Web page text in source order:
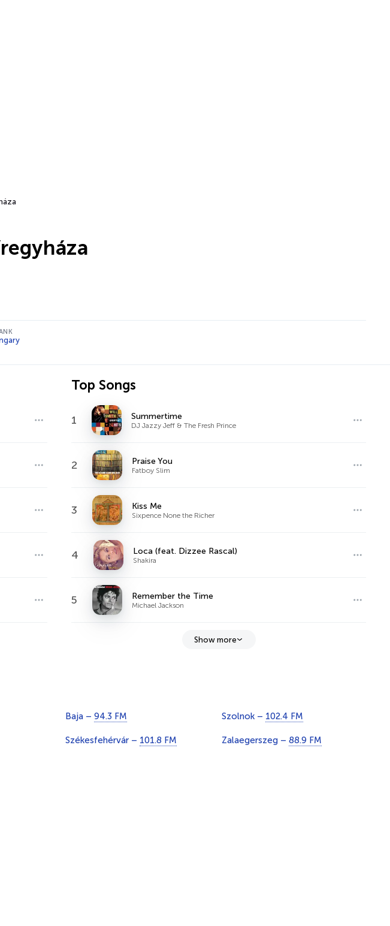
Top Songs
1 Summertime
DJ Jazzy Jeff & The Fresh Prince
2 Praise You
Fatboy Slim
3 Kiss Me
Sixpence None the Richer
4 Loca (feat. Dizzee Rascal)
Shakira
5 Remember the Time
Michael Jackson
Show more
Baja – 94.3 FM Szolnok – 102.4 FM
Székesfehérvár – 101.8 FM Zalaegerszeg – 88.9 FM